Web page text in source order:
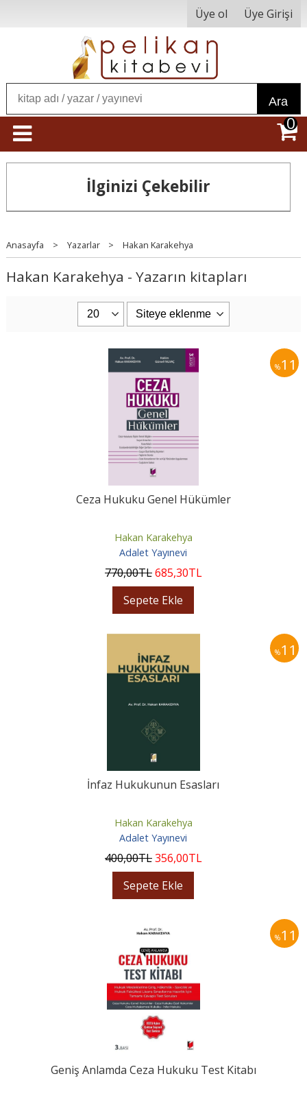
Üye ol Üye Girişi
Ara
0
İlginizi Çekebilir
Anasayfa > Yazarlar > Hakan Karakehya
Hakan Karakehya - Yazarın kitapları
%11
Ceza Hukuku Genel Hükümler
Hakan Karakehya
Adalet Yayınevi
770,00TL685,30TL
Sepete Ekle
%11
İnfaz Hukukunun Esasları
Hakan Karakehya
Adalet Yayınevi
400,00TL356,00TL
Sepete Ekle
%11
Geniş Anlamda Ceza Hukuku Test Kitabı